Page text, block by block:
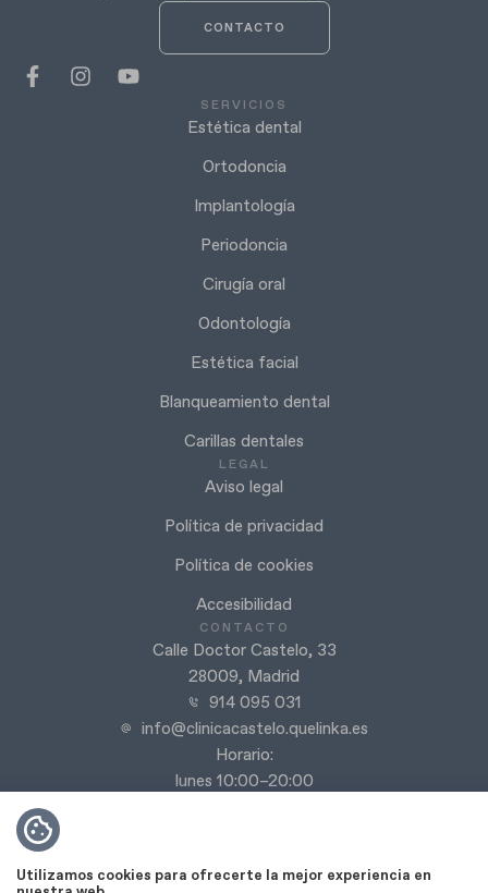
CONTACTO
SERVICIOS
Estética dental
Ortodoncia
Implantología
Periodoncia
Cirugía oral
Odontología
Estética facial
Blanqueamiento dental
Carillas dentales
LEGAL
Aviso legal
Política de privacidad
Política de cookies
Accesibilidad
CONTACTO
Calle Doctor Castelo, 33
28009, Madrid
914 095 031
info@clinicacastelo.quelinka.es
Horario:
lunes 10:00–20:00
viernes 9:00–18:00
Utilizamos cookies para ofrecerte la mejor experiencia en